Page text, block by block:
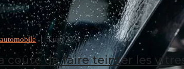
5 juin 2024
coûte de faire teinter les